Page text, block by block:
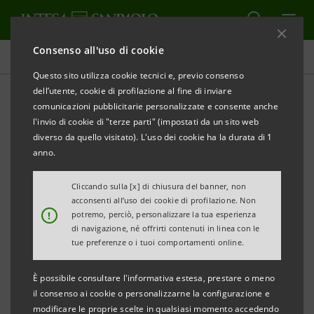
Consenso all'uso di cookie
Questo sito utilizza cookie tecnici e, previo consenso
dell’utente, cookie di profilazione al fine di inviare
comunicazioni pubblicitarie personalizzate e consente anche
l'invio di cookie di "terze parti" (impostati da un sito web
diverso da quello visitato). L'uso dei cookie ha la durata di 1
anno.
!
Cliccando sulla [x] di chiusura del banner, non
acconsenti all’uso dei cookie di profilazione. Non
potremo, perciò, personalizzare la tua esperienza
di navigazione, né offrirti contenuti in linea con le
tue preferenze o i tuoi comportamenti online.
È possibile consultare l'informativa estesa, prestare o meno
il consenso ai cookie o personalizzarne la configurazione e
modificare le proprie scelte in qualsiasi momento accedendo
Comunicati stampa
STAMPA AGGIORNA
COMUNICATO STAMPA
INTESA SANPAOLO PER EXPO MILANO 2015
“ECCO LA MIA IMPRESA”
QUATTROCENTO ECCELLENZE ITALIANE SI
RACCONTANO
SABATO 27 GIUGNO ORE 10,30 APPUNTAMENTO